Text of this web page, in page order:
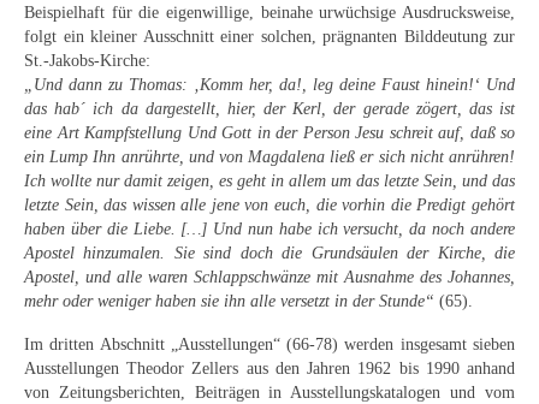
Der Maler Richard Sprick (1901-1976)
Suche
Über Uns
Kontakt
Publikationsliste
Über Uns
Datenschutz
Beispielhaft für die eigenwillige, beinahe urwüchsige Ausdrucksweise,
folgt ein kleiner Ausschnitt einer solchen, prägnanten Bilddeutung zur
St.-Jakobs-Kirche:
„Und dann zu Thomas: ‚Komm her, da!, leg deine Faust hinein!‘ Und
das hab´ ich da dargestellt, hier, der Kerl, der gerade zögert, das ist
eine Art Kampfstellung Und Gott in der Person Jesu schreit auf, daß so
ein Lump Ihn anrührte, und von Magdalena ließ er sich nicht anrühren!
Ich wollte nur damit zeigen, es geht in allem um das letzte Sein, und das
letzte Sein, das wissen alle jene von euch, die vorhin die Predigt gehört
haben über die Liebe. […] Und nun habe ich versucht, da noch andere
Apostel hinzumalen. Sie sind doch die Grundsäulen der Kirche, die
Apostel, und alle waren Schlappschwänze mit Ausnahme des Johannes,
mehr oder weniger haben sie ihn alle versetzt in der Stunde“ (65).
Im dritten Abschnitt „Ausstellungen“ (66-78) werden insgesamt sieben
Ausstellungen Theodor Zellers aus den Jahren 1962 bis 1990 anhand
von Zeitungsberichten, Beiträgen in Ausstellungskatalogen und vom